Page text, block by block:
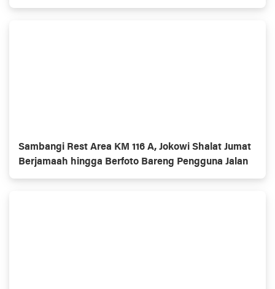
Sambangi Rest Area KM 116 A, Jokowi Shalat Jumat
Berjamaah hingga Berfoto Bareng Pengguna Jalan